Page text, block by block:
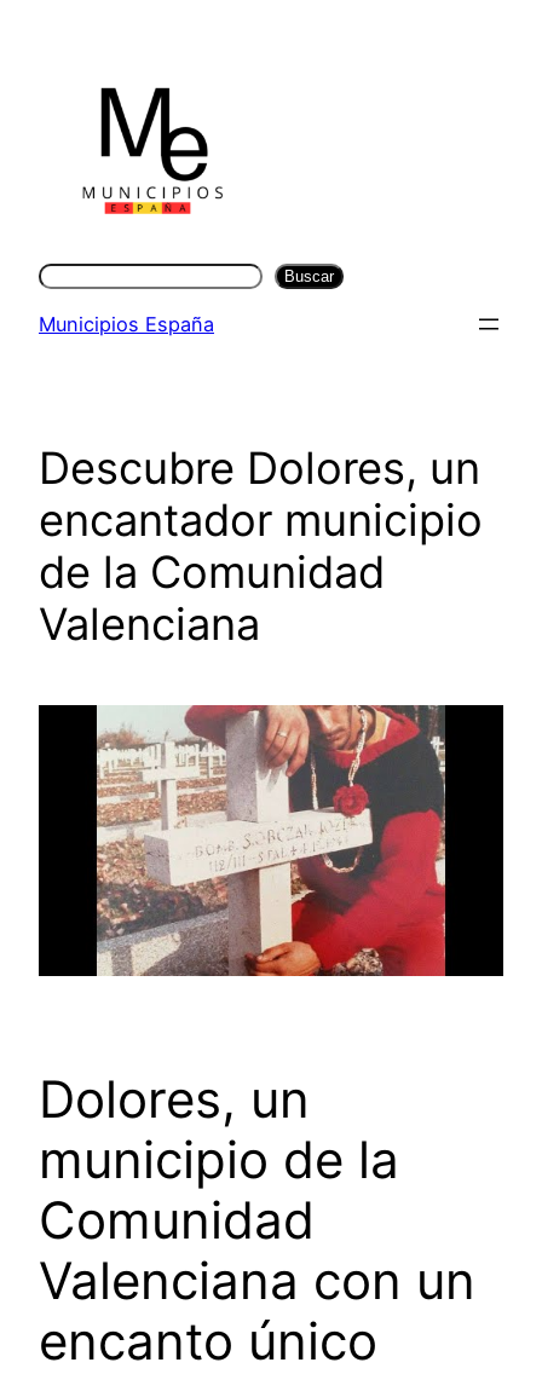
contenido
Buscar Buscar
Municipios España
Descubre Dolores, un
encantador municipio
de la Comunidad
Valenciana
Dolores, un
municipio de la
Comunidad
Valenciana con un
encanto único